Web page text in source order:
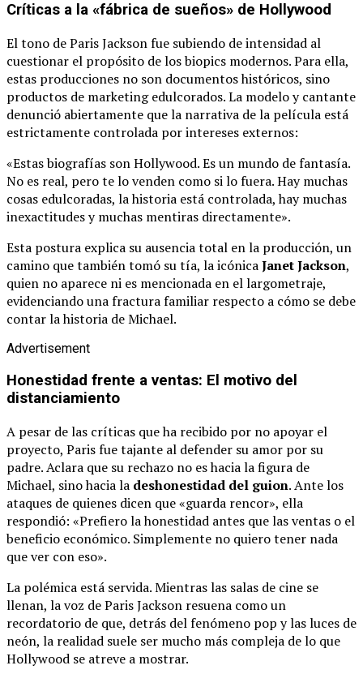
Críticas a la «fábrica de sueños» de Hollywood
El tono de Paris Jackson fue subiendo de intensidad al
cuestionar el propósito de los biopics modernos. Para ella,
estas producciones no son documentos históricos, sino
productos de marketing edulcorados. La modelo y cantante
denunció abiertamente que la narrativa de la película está
estrictamente controlada por intereses externos:
«Estas biografías son Hollywood. Es un mundo de fantasía.
No es real, pero te lo venden como si lo fuera. Hay muchas
cosas edulcoradas, la historia está controlada, hay muchas
inexactitudes y muchas mentiras directamente».
Esta postura explica su ausencia total en la producción, un
camino que también tomó su tía, la icónicaJanet Jackson,
quien no aparece ni es mencionada en el largometraje,
evidenciando una fractura familiar respecto a cómo se debe
contar la historia de Michael.
Advertisement
Honestidad frente a ventas: El motivo del
distanciamiento
A pesar de las críticas que ha recibido por no apoyar el
proyecto, Paris fue tajante al defender su amor por su
padre. Aclara que su rechazo no es hacia la figura de
Michael, sino hacia la deshonestidad del guion. Ante los
ataques de quienes dicen que «guarda rencor», ella
respondió: «Prefiero la honestidad antes que las ventas o el
beneficio económico. Simplemente no quiero tener nada
que ver con eso».
La polémica está servida. Mientras las salas de cine se
llenan, la voz de Paris Jackson resuena como un
recordatorio de que, detrás del fenómeno pop y las luces de
neón, la realidad suele ser mucho más compleja de lo que
Hollywood se atreve a mostrar.